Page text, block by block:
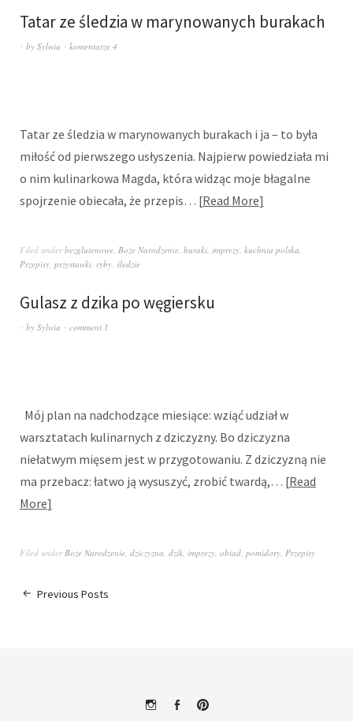
Tatar ze śledzia w marynowanych burakach
by Sylwia komentarze 4
Tatar ze śledzia w marynowanych burakach i ja – to była
miłość od pierwszego usłyszenia. Najpierw powiedziała mi
o nim kulinarkowa Magda, która widząc moje błagalne
spojrzenie obiecała, że przepis… Read More
Filed underbezglutenowe Boże Narodzenie buraki imprezy kuchnia polska
Przepisy przystawki ryby śledzie
Gulasz z dzika po węgiersku
by Sylwia comment 1
Mój plan na nadchodzące miesiące: wziąć udział w
warsztatach kulinarnych z dziczyzny. Bo dziczyzna
niełatwym mięsem jest w przygotowaniu. Z dziczyzną nie
ma przebacz: łatwo ją wysuszyć, zrobić twardą,… Read
More
Filed under Boże Narodzenie dziczyzna dzik imprezy obiad pomidory Przepisy
Previous Posts